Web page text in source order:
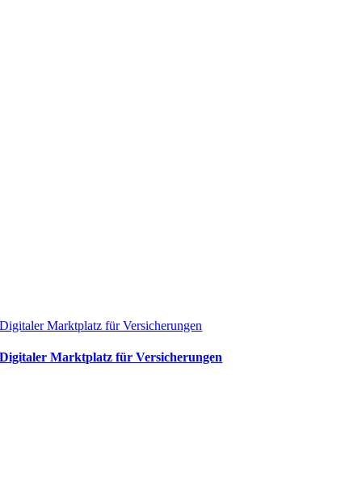
Digitaler Marktplatz für Versicherungen
Digitaler Marktplatz für Versicherungen